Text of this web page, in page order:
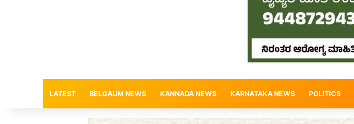
LATEST BELGAUM NEWS KANNADA NEWS KARNATAKA NEWS POLITICS